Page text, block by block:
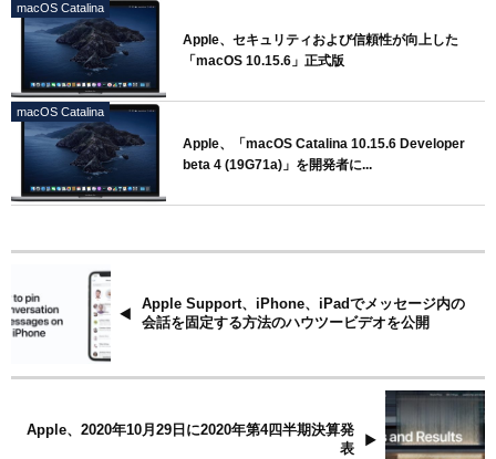
macOS Catalina
Apple、セキュリティおよび信頼性が向上した
「macOS 10.15.6」正式版
macOS Catalina
Apple、「macOS Catalina 10.15.6 Developer
beta 4 (19G71a)」を開発者に...
Apple Support、iPhone、iPadでメッセージ内の
会話を固定する方法のハウツービデオを公開
Apple、2020年10月29日に2020年第4四半期決算発
表